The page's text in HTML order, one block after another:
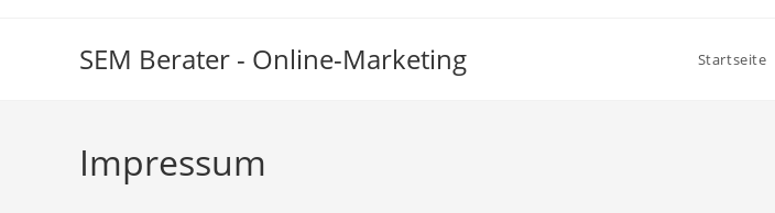
SEM Berater - Online-Marketing Startseite
Impressum